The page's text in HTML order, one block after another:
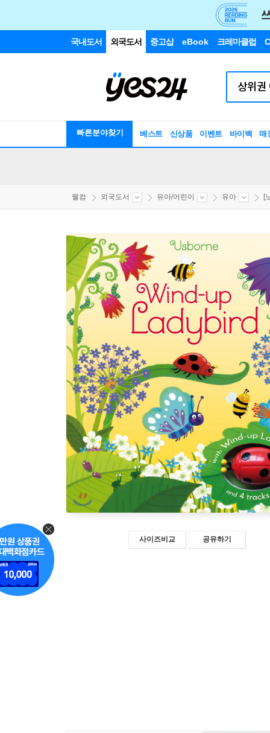
국내도서 외국도서 중고샵 eBook 크레마클럽
빠른분야찾기 베스트 신상품 이벤트 바이백 매
웰컴 외국도서 유아/어린이 유아 [
사이즈비교 공유하기